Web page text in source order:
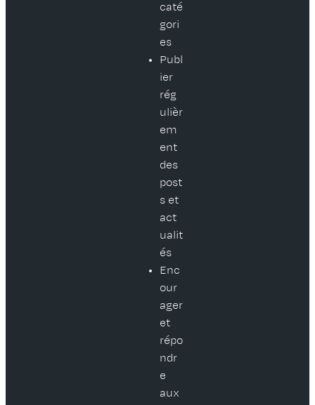
caté
gori
es
Publ
ier
rég
ulièr
em
ent
des
post
s et
act
ualit
és
Enc
our
ager
et
répo
ndr
e
aux